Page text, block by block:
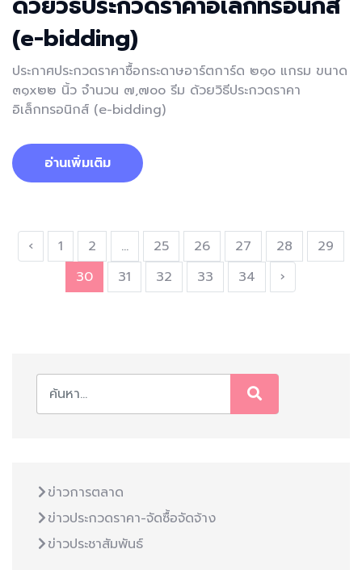
(e-bidding)
ประกาศประกวดราคาซื้อกระดาษอาร์ตการ์ด ๒๑๐ แกรม ขนาด
๓๑x๒๒ นิ้ว จำนวน ๗,๗๐๐ รีม ด้วยวิธีประกวดราคา
อิเล็กทรอนิกส์ (e-bidding)
อ่านเพิ่มเติม
‹ 1 2 ... 25 26 27 28
29
30
31 32 33 34 ›
ข่าวการตลาด
ข่าวประกวดราคา-จัดซื้อจัดจ้าง
ข่าวประชาสัมพันธ์